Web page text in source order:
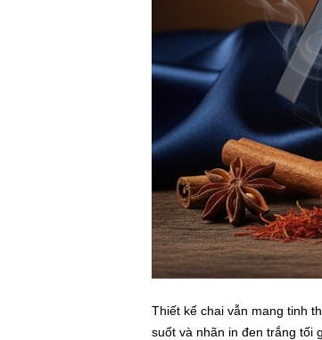
Thiết kế chai vẫn mang tinh
suốt và nhãn in đen trắng tối